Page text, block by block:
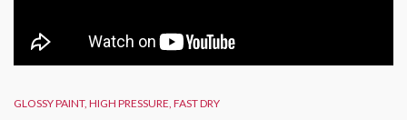
GLOSSY PAINT, HIGH PRESSURE, FAST DRY